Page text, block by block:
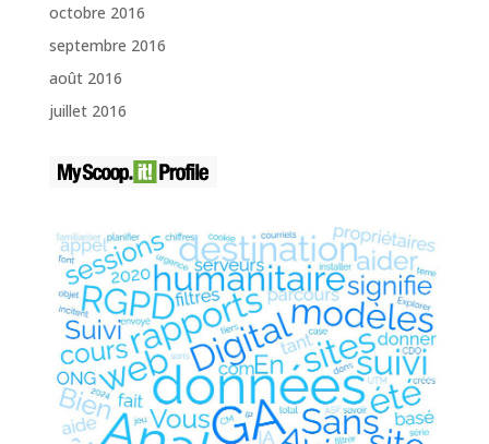
octobre 2016
septembre 2016
août 2016
juillet 2016